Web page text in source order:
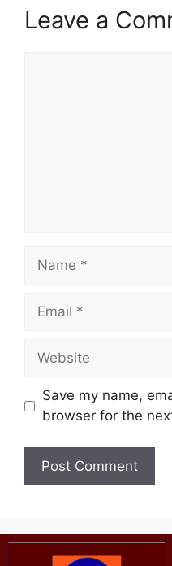
Leave a
Save my name,
browser for the